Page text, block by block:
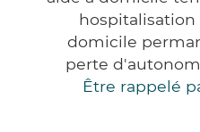
hospitalisation
domicile
perte
Être rappelé